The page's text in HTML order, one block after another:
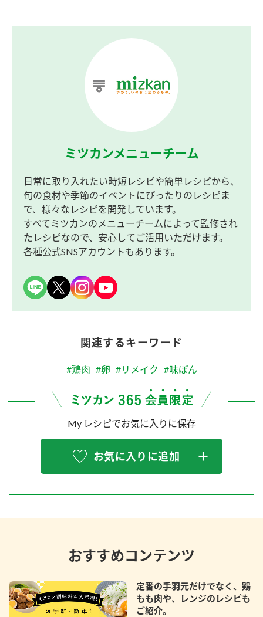
ミツカンメニューチーム
日常に取り入れたい時短レシピや簡単レシピから、
旬の食材や季節のイベントにぴったりのレシピま
で、様々なレシピを開発しています。
すべてミツカンのメニューチームによって監修され
たレシピなので、安心してご活用いただけます。
各種公式SNSアカウントもあります。
関連するキーワード
#鶏肉 #卵 #リメイク #味ぽん
My レシピでお気に入りに保存
お気に入りに追加
おすすめコンテンツ
定番の手羽元だけでなく、鶏
もも肉や、レンジのレシピも
ご紹介。